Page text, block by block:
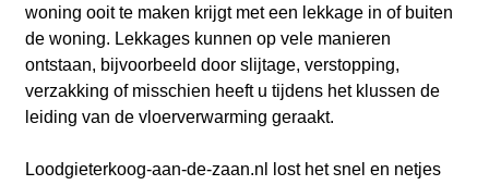
woning ooit te maken krijgt met een lekkage in of buiten
de woning. Lekkages kunnen op vele manieren
ontstaan, bijvoorbeeld door slijtage, verstopping,
verzakking of misschien heeft u tijdens het klussen de
leiding van de vloerverwarming geraakt.
Loodgieterkoog-aan-de-zaan.nl lost het snel en netjes